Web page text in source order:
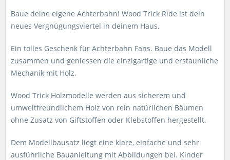
Baue deine eigene Achterbahn! Wood Trick Ride ist dein
neues Vergnügungsviertel in deinem Haus.
Ein tolles Geschenk für Achterbahn Fans. Baue das Modell
zusammen und geniessen die einzigartige und erstaunliche
Mechanik mit Holz.
Wood Trick Holzmodelle werden aus sicherem und
umweltfreundlichem Holz von rein natürlichen Bäumen
ohne Zusatz von Giftstoffen oder Klebstoffen hergestellt.
Dem Modellbausatz liegt eine klare, einfache und sehr
ausführliche Bauanleitung mit Abbildungen bei. Kinder